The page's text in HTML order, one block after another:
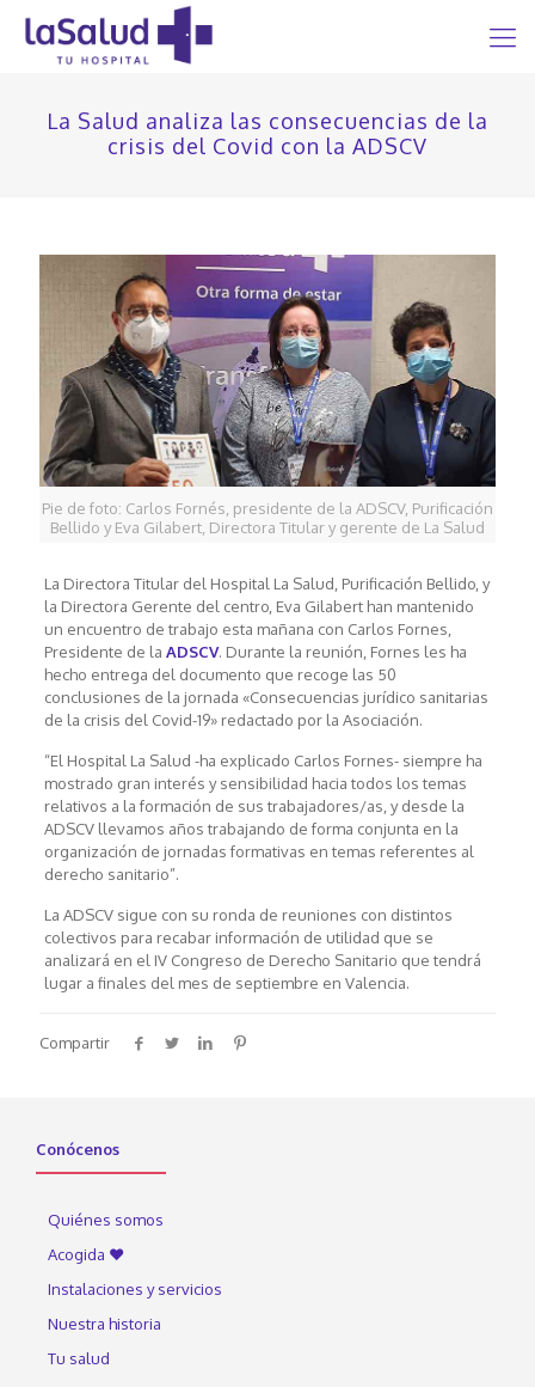
La Salud analiza las consecuencias de la
crisis del Covid con la ADSCV
Pie de foto: Carlos Fornés, presidente de la ADSCV, Purificación
Bellido y Eva Gilabert, Directora Titular y gerente de La Salud
La Directora Titular del Hospital La Salud, Purificación Bellido, y
la Directora Gerente del centro, Eva Gilabert han mantenido
un encuentro de trabajo esta mañana con Carlos Fornes,
Presidente de la ADSCV. Durante la reunión, Fornes les ha
hecho entrega del documento que recoge las 50
conclusiones de la jornada «Consecuencias jurídico sanitarias
de la crisis del Covid-19» redactado por la Asociación.
“El Hospital La Salud -ha explicado Carlos Fornes- siempre ha
mostrado gran interés y sensibilidad hacia todos los temas
relativos a la formación de sus trabajadores/as, y desde la
ADSCV llevamos años trabajando de forma conjunta en la
organización de jornadas formativas en temas referentes al
derecho sanitario”.
La ADSCV sigue con su ronda de reuniones con distintos
colectivos para recabar información de utilidad que se
analizará en el IV Congreso de Derecho Sanitario que tendrá
lugar a finales del mes de septiembre en Valencia.
Compartir
Conócenos
Quiénes somos
Acogida ♥
Instalaciones y servicios
Nuestra historia
Tu salud